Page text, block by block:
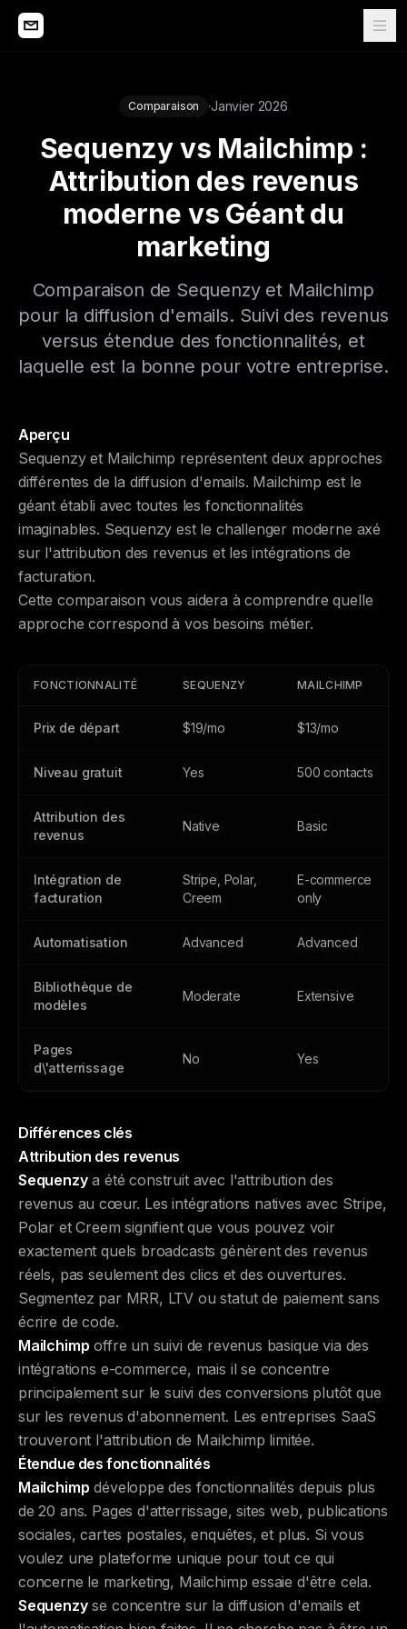
Comparaison ·Janvier 2026
Sequenzy vs Mailchimp :
Attribution des revenus
moderne vs Géant du
marketing
Comparaison de Sequenzy et Mailchimp
pour la diffusion d'emails. Suivi des revenus
versus étendue des fonctionnalités, et
laquelle est la bonne pour votre entreprise.
Aperçu
Sequenzy et Mailchimp représentent deux approches
différentes de la diffusion d'emails. Mailchimp est le
géant établi avec toutes les fonctionnalités
imaginables. Sequenzy est le challenger moderne axé
sur l'attribution des revenus et les intégrations de
facturation.
Cette comparaison vous aidera à comprendre quelle
approche correspond à vos besoins métier.
FONCTIONNALITÉ SEQUENZY MAILCHIMP
Prix de départ $19/mo $13/mo
Niveau gratuit Yes 500 contacts
Attribution des
revenus
Native Basic
Intégration de
facturation
Stripe, Polar,
Creem
E-commerce
only
Automatisation Advanced Advanced
Bibliothèque de
modèles
Moderate Extensive
Pages
d\'atterrissage
No Yes
Différences clés
Attribution des revenus
Sequenzya été construit avec l'attribution des
revenus au cœur. Les intégrations natives avec Stripe,
Polar et Creem signifient que vous pouvez voir
exactement quels broadcasts génèrent des revenus
réels, pas seulement des clics et des ouvertures.
Segmentez par MRR, LTV ou statut de paiement sans
écrire de code.
Mailchimp offre un suivi de revenus basique via des
intégrations e-commerce, mais il se concentre
principalement sur le suivi des conversions plutôt que
sur les revenus d'abonnement. Les entreprises SaaS
trouveront l'attribution de Mailchimp limitée.
Étendue des fonctionnalités
Mailchimp développe des fonctionnalités depuis plus
de 20 ans. Pages d'atterrissage, sites web, publications
sociales, cartes postales, enquêtes, et plus. Si vous
voulez une plateforme unique pour tout ce qui
concerne le marketing, Mailchimp essaie d'être cela.
Sequenzyse concentre sur la diffusion d'emails et